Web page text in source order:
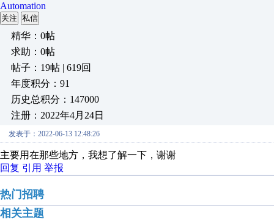
Automation
关注 私信
精华：0帖
求助：0帖
帖子：19帖 | 619回
年度积分：91
历史总积分：147000
注册：2022年4月24日
发表于：2022-06-13 12:48:26
主要用在那些地方，我想了解一下，谢谢
回复 引用 举报
热门招聘
相关主题